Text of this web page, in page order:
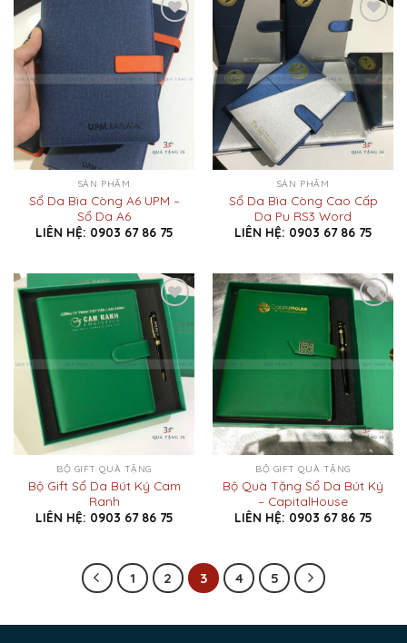
Add to
Wishlist
SẢN PHẨM
Sổ Da Bìa Còng A6 UPM –
Sổ Da A6
LIÊN HỆ: 0903 67 86 75
Add to
SẢN PHẨM
Sổ Da Bìa Còng Cao Cấp
Da Pu RS3 Word
LIÊN HỆ: 0903 67 86 75
Add to
Wishlist
BỘ GIFT QUÀ TẶNG
Bộ Gift Sổ Da Bút Ký Cam
Ranh
LIÊN HỆ: 0903 67 86 75
Add to
Wishlist
BỘ GIFT QUÀ TẶNG
Bộ Quà Tặng Sổ Da Bút Ký
– CapitalHouse
LIÊN HỆ: 0903 67 86 75
1 2 3 4 5